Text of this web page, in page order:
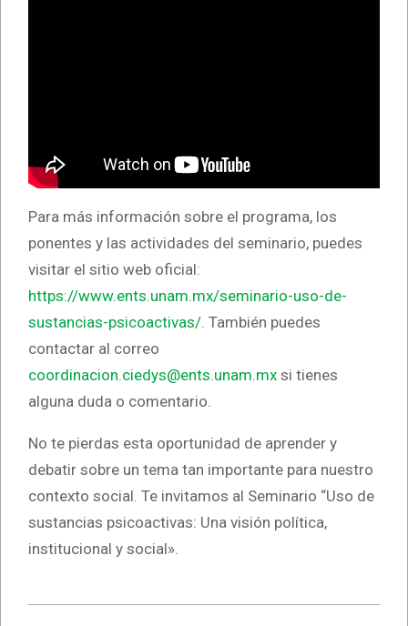
Para más información sobre el programa, los
ponentes y las actividades del seminario, puedes
visitar el sitio web oficial:
https://www.ents.unam.mx/seminario-uso-de-
sustancias-psicoactivas/. También puedes
contactar al correo
coordinacion.ciedys@ents.unam.mx si tienes
alguna duda o comentario.
No te pierdas esta oportunidad de aprender y
debatir sobre un tema tan importante para nuestro
contexto social. Te invitamos al Seminario “Uso de
sustancias psicoactivas: Una visión política,
institucional y social».